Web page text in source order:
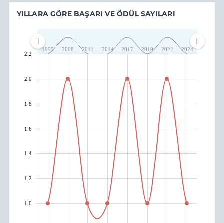
YILLARA GÖRE BAŞARI VE ÖDÜL SAYILARI
1995 2008 2011 2014 2017 2019 2022 2024
1.0
1.2
1.4
1.6
1.8
2.0
2.2